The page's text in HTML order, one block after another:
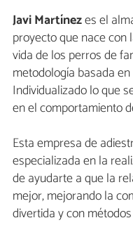
Javi Martínezes el
proyecto que nace
vida de los perros de
metodología basada
Individualizado lo que
en el comportamiento
Esta empresa de
especializada en la
de ayudarte a que la
mejor, mejorando la
divertida y con